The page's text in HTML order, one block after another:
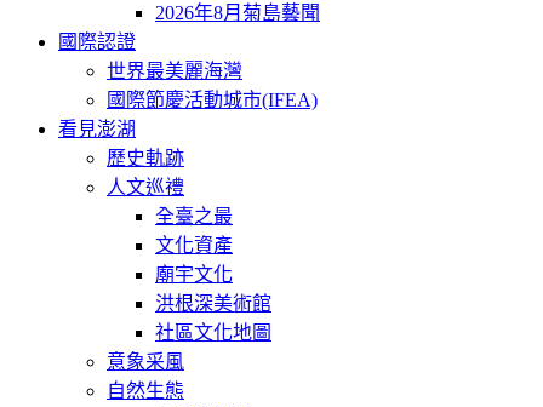
2026年8月菊島藝聞
國際認證
世界最美麗海灣
國際節慶活動城市(IFEA)
看見澎湖
歷史軌跡
人文巡禮
全臺之最
文化資產
廟宇文化
洪根深美術館
社區文化地圖
意象采風
自然生態